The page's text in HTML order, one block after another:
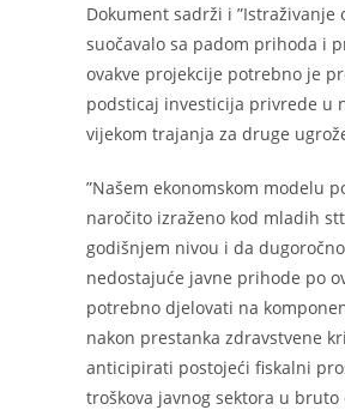
Dokument sadrži i ”Istraživanje
suočavalo sa padom prihoda i
ovakve projekcije potrebno je
podsticaj investicija privrede u
vijekom trajanja za druge
”Našem ekonomskom modelu
naročito izraženo kod mladih
godišnjem nivou i da
nedostajuće javne prihode po
potrebno djelovati na
nakon prestanka zdravstvene
anticipirati postojeći fiskalni
troškova javnog sektora u